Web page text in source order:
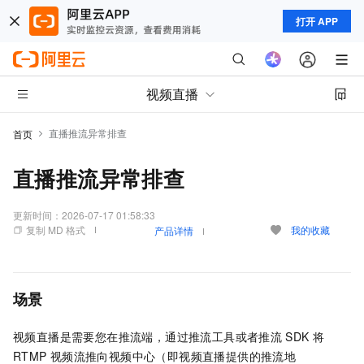
打开 APP
视频直播
首页 直播推流异常排查
直播推流异常排查
更新时间： 2026-07-17 01:58:33
复制 MD 格式
产品详情 我的收藏
场景
视频直播是需要您在推流端，通过推流工具或者推流 SDK 将
RTMP 视频流推向视频中心（即视频直播提供的推流地